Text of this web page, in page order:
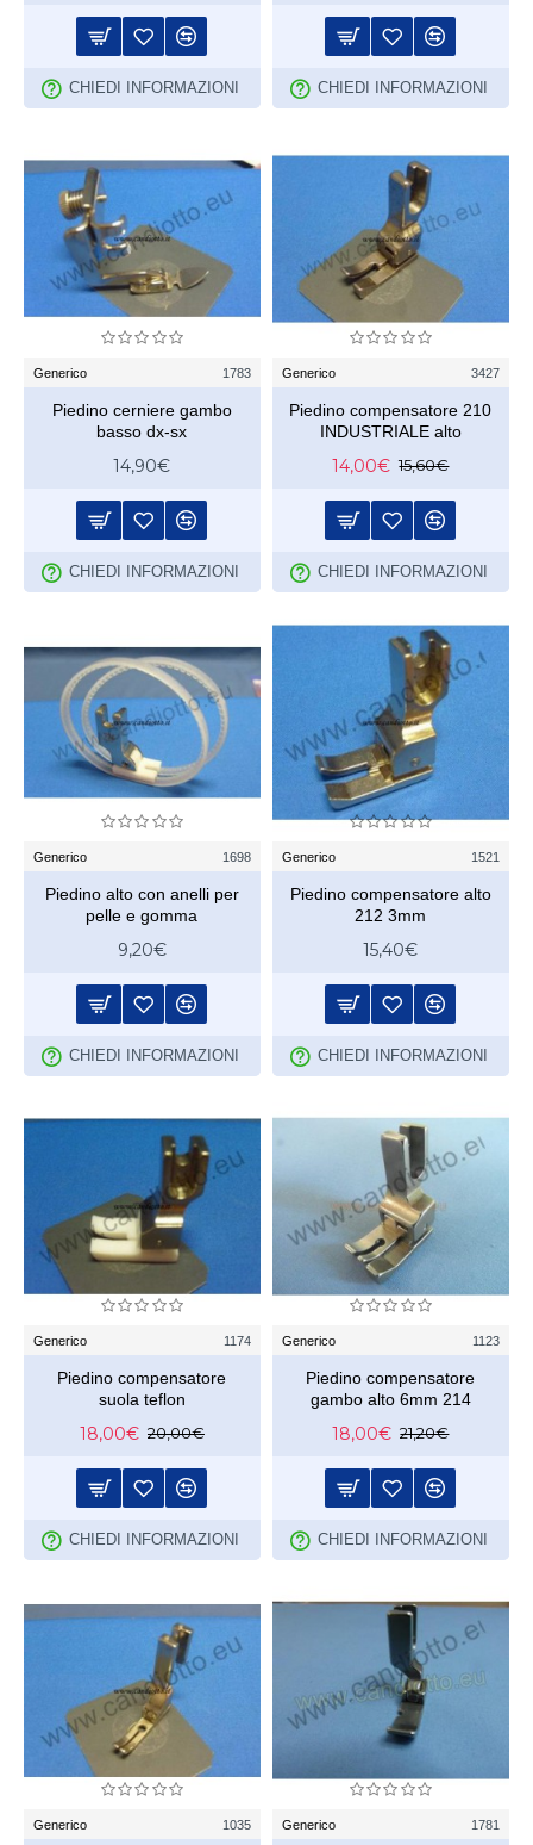
CHIEDI INFORMAZIONI CHIEDI INFORMAZIONI
Generico 1783
Piedino cerniere gambo
basso dx-sx
14,90€
CHIEDI INFORMAZIONI
Generico 3427
Piedino compensatore 210
INDUSTRIALE alto
14,00€ 15,60€
CHIEDI INFORMAZIONI
Generico 1698
Piedino alto con anelli per
pelle e gomma
9,20€
CHIEDI INFORMAZIONI
Generico 1521
Piedino compensatore alto
212 3mm
15,40€
CHIEDI INFORMAZIONI
Generico 1174
Piedino compensatore
suola teflon
18,00€ 20,00€
CHIEDI INFORMAZIONI
Generico 1123
Piedino compensatore
gambo alto 6mm 214
18,00€ 21,20€
CHIEDI INFORMAZIONI
Generico 1035 Generico 1781